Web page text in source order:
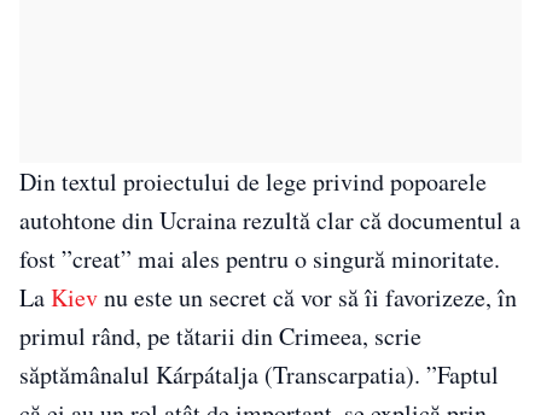
Din textul proiectului de lege privind popoarele
autohtone din Ucraina rezultă clar că documentul a
fost ”creat” mai ales pentru o singură minoritate.
LaKievnu este un secret că vor să îi favorizeze, în
primul rând, pe tătarii din Crimeea, scrie
săptămânalul Kárpátalja (Transcarpatia). ”Faptul